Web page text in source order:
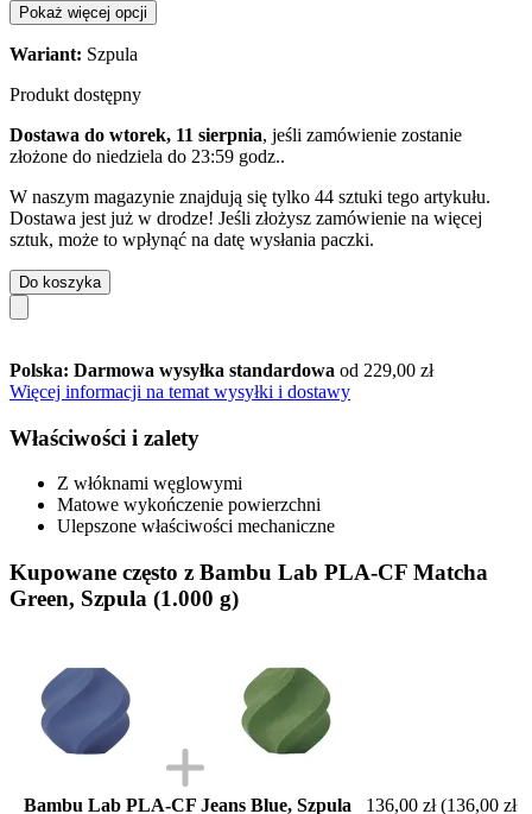
Pokaż więcej opcji
Wariant: Szpula
Produkt dostępny
Dostawa do wtorek, 11 sierpnia, jeśli zamówienie zostanie
złożone do niedziela do 23:59 godz..
W naszym magazynie znajdują się tylko 44 sztuki tego artykułu.
Dostawa jest już w drodze! Jeśli złożysz zamówienie na więcej
sztuk, może to wpłynąć na datę wysłania paczki.
Do koszyka
Polska: Darmowa wysyłka standardowa od 229,00 zł
Więcej informacji na temat wysyłki i dostawy
Właściwości i zalety
Z włóknami węglowymi
Matowe wykończenie powierzchni
Ulepszone właściwości mechaniczne
Kupowane często z Bambu Lab PLA-CF Matcha
Green, Szpula (1.000 g)
Bambu Lab PLA-CF Jeans Blue, Szpula
136,00 zł (136,00 zł